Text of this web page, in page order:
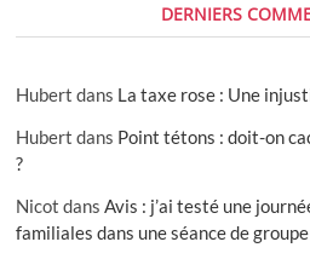
DERNIERS
Hubert dans La taxe rose : Une
Hubert dans Point tétons : doit-on
?
Nicot dansAvis : j’ai testé une
familiales dans une séance de groupe